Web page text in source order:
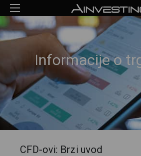
Informacije o
CFD-ovi: Brzi uvod